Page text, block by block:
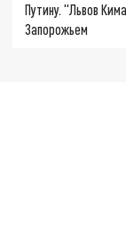
Путину. "Львов
Запорожьем